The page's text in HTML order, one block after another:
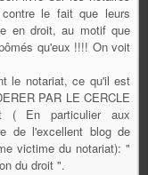
le fait que leurs
en droit, au motif que
qu'eux !!!! On voit
le notariat, ce qu'il est
PAR LE CERCLE
( En particulier aux
de l'excellent blog de
victime du notariat): "
du droit ".